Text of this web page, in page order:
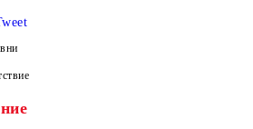
в рамките на работния ден.